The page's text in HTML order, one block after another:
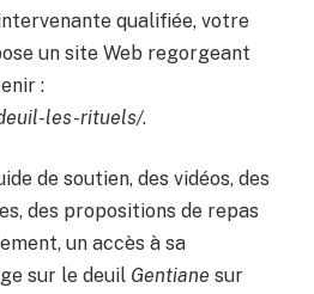
qualifiée, votre
un site Web regorgeant
:
les-rituels/.
de soutien, des vidéos, des
des propositions de repas
un accès à sa
sur le deuil Gentiane sur